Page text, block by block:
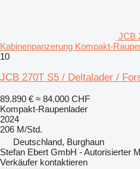
JCB
Kabinenpanzerung Kompakt-
10
JCB 270T S5 / Deltalader /
89.890 € ≈ 84.000 CHF
Kompakt-Raupenlader
2024
206 M/Std.
Deutschland, Burghaun
Stefan Ebert GmbH - Autorisierter
Verkäufer kontaktieren